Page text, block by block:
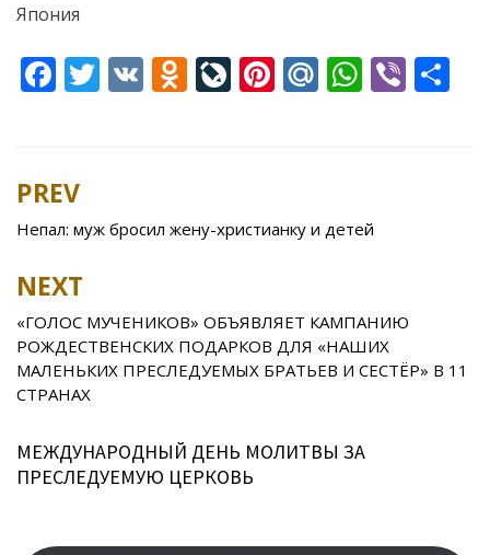
Япония
F
b
o
o
k
T V O
kl
as
ni
ki
Li
u
r
al
Pi
st
M
u
W
A
p
Vi
Post
navigation
PREV
Непал: муж бросил жену-христианку и детей
NEXT
«ГОЛОС МУЧЕНИКОВ» ОБЪЯВЛЯЕТ КАМПАНИЮ
РОЖДЕСТВЕНСКИХ ПОДАРКОВ ДЛЯ «НАШИХ
МАЛЕНЬКИХ ПРЕСЛЕДУЕМЫХ БРАТЬЕВ И СЕСТЁР» В 11
СТРАНАХ
МЕЖДУНАРОДНЫЙ ДЕНЬ МОЛИТВЫ ЗА
ПРЕСЛЕДУЕМУЮ ЦЕРКОВЬ